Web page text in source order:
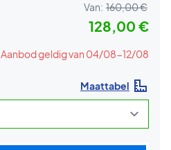
Van: 160,00 €
128,00 €
Aanbod geldig van 04/08-12/08
Maattabel